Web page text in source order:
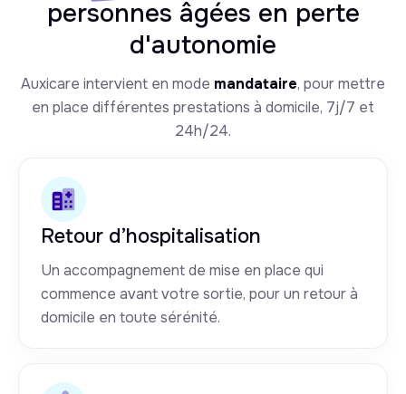
personnes âgées en perte
d'autonomie
Auxicare intervient en mode mandataire, pour mettre
en place différentes prestations à domicile, 7j/7 et
24h/24.
Retour d’hospitalisation
Un accompagnement de mise en place qui
commence avant votre sortie, pour un retour à
domicile en toute sérénité.